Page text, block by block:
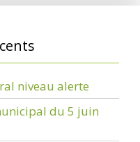
niveau alerte
du 5 juin